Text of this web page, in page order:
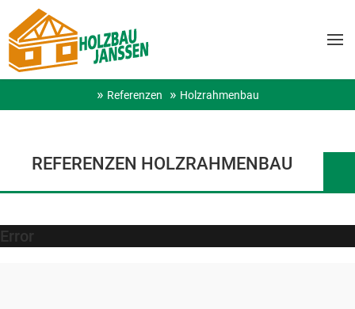
Referenzen Holzrahmenbau
REFERENZEN HOLZRAHMENBAU
Error